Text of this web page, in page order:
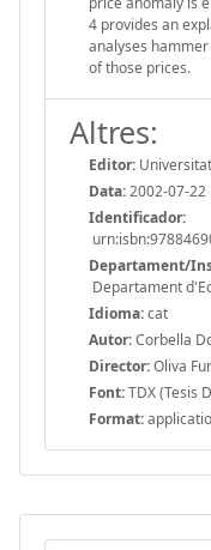
4 provides an
analyses
of those prices.
Altres:
Editor:
Data:2002-07-22
Identificador:
Departament/
Departament
Idioma:cat
Autor:Corbella
Director:Oliva
Font:TDX (Tesis
Format: